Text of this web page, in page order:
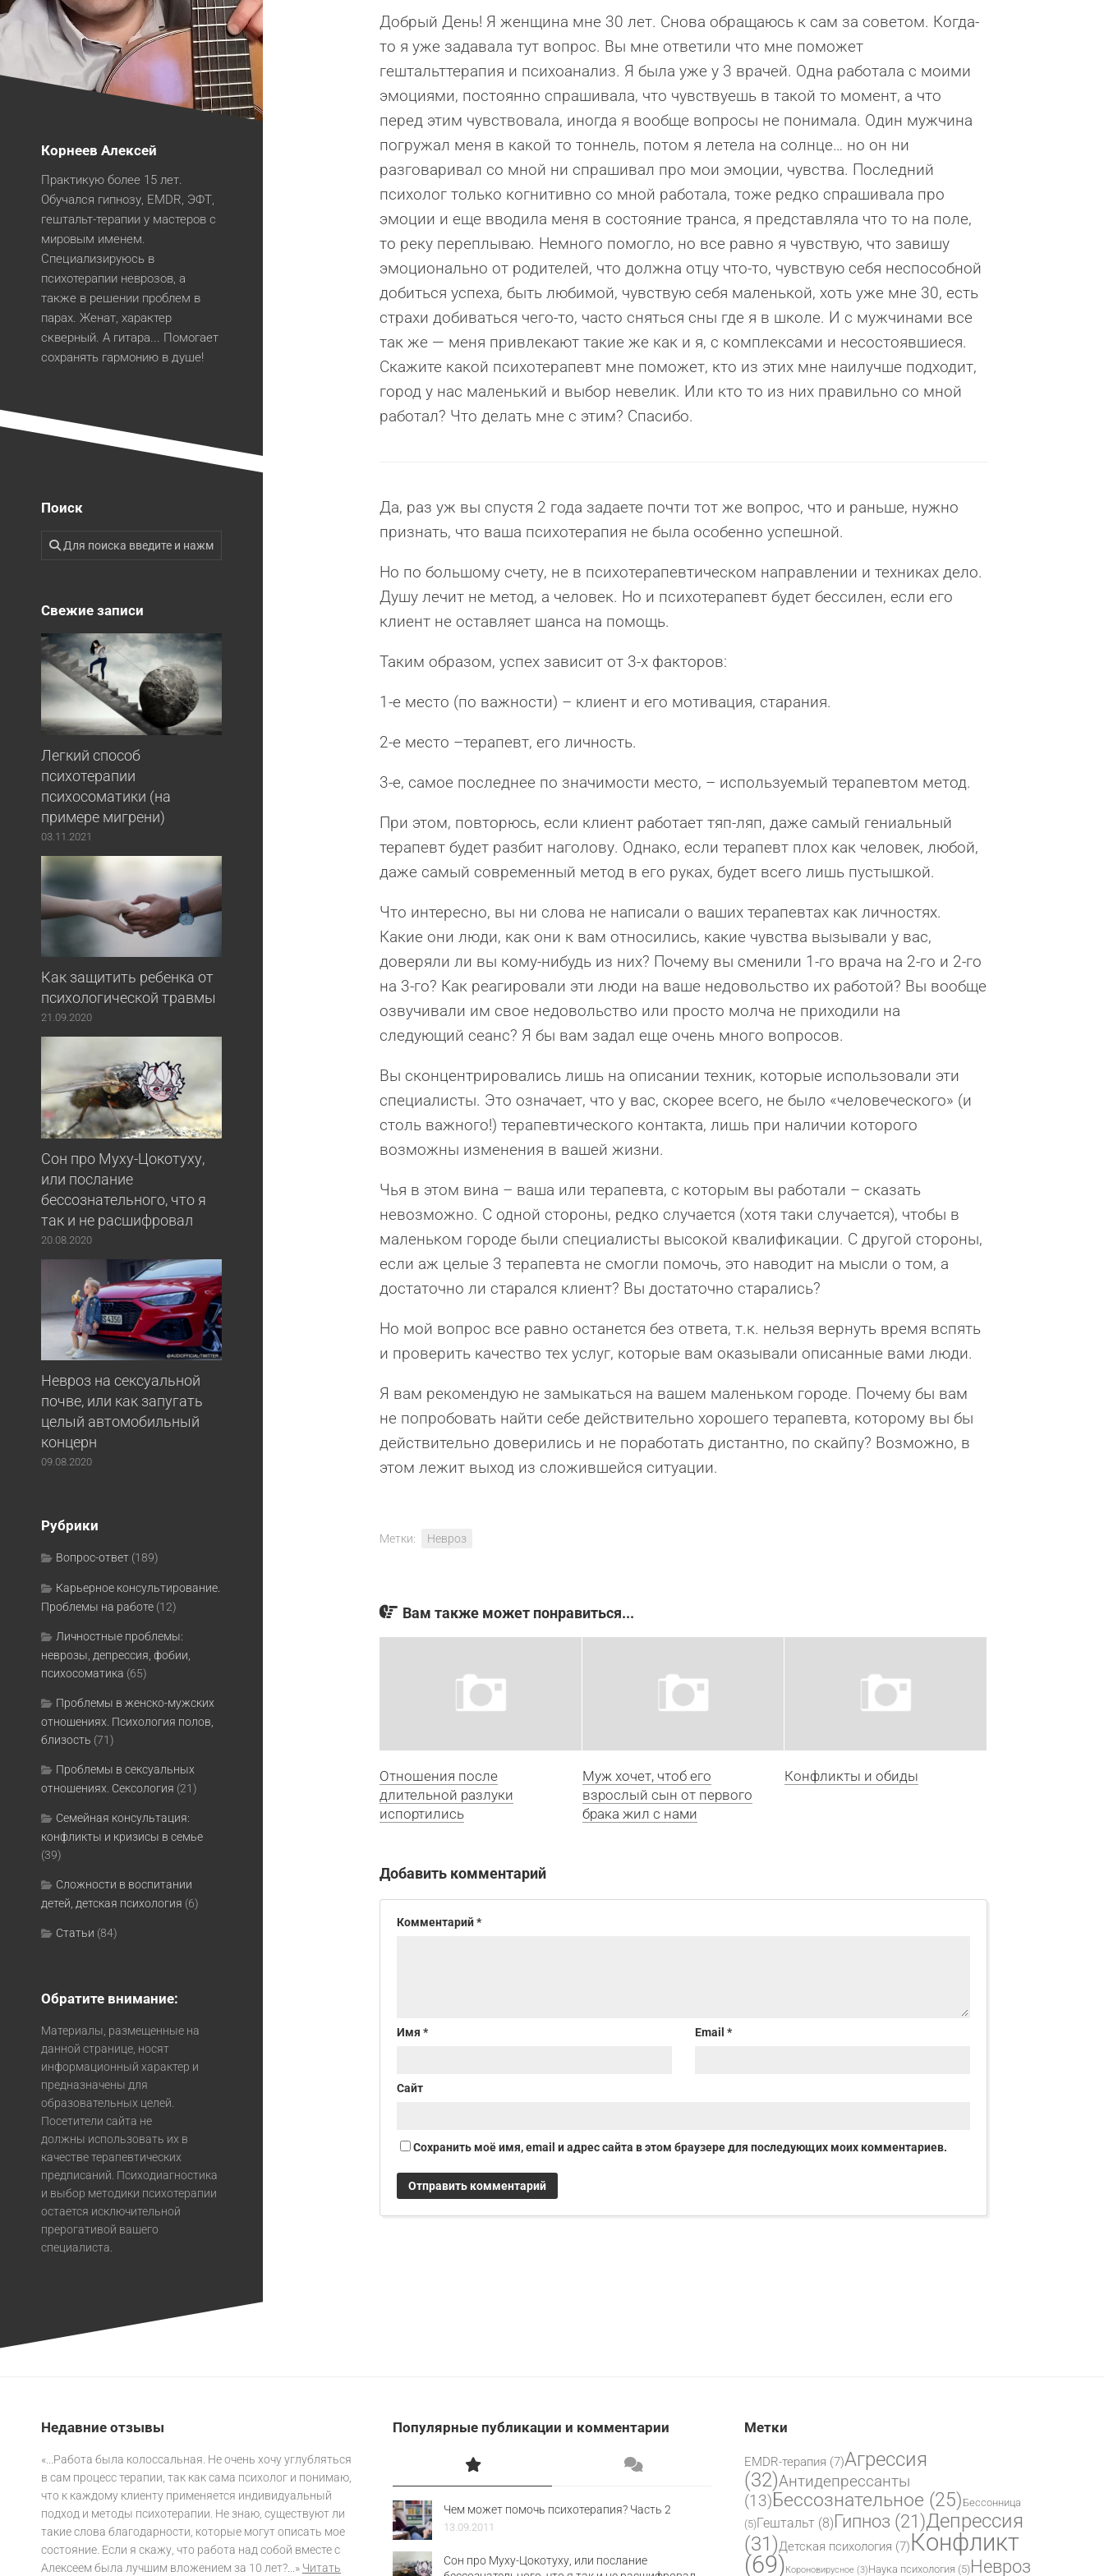
Добрый День! Я женщина мне 30 лет. Снова обращаюсь к сам за советом. Когда-
то я уже задавала тут вопрос. Вы мне ответили что мне поможет
гештальттерапия и психоанализ. Я была уже у 3 врачей. Одна работала с моими
эмоциями, постоянно спрашивала, что чувствуешь в такой то момент, а что
перед этим чувствовала, иногда я вообще вопросы не понимала. Один мужчина
погружал меня в какой то тоннель, потом я летела на солнце… но он ни
разговаривал со мной ни спрашивал про мои эмоции, чувства. Последний
психолог только когнитивно со мной работала, тоже редко спрашивала про
эмоции и еще вводила меня в состояние транса, я представляла что то на поле,
то реку переплываю. Немного помогло, но все равно я чувствую, что завишу
эмоционально от родителей, что должна отцу что-то, чувствую себя неспособной
добиться успеха, быть любимой, чувствую себя маленькой, хоть уже мне 30, есть
страхи добиваться чего-то, часто сняться сны где я в школе. И с мужчинами все
так же — меня привлекают такие же как и я, с комплексами и несостоявшиеся.
Скажите какой психотерапевт мне поможет, кто из этих мне наилучше подходит,
город у нас маленький и выбор невелик. Или кто то из них правильно со мной
работал? Что делать мне с этим? Спасибо.
Да, раз уж вы спустя 2 года задаете почти тот же вопрос, что и раньше, нужно
признать, что ваша психотерапия не была особенно успешной.
Но по большому счету, не в психотерапевтическом направлении и техниках дело.
Душу лечит не метод, а человек. Но и психотерапевт будет бессилен, если его
клиент не оставляет шанса на помощь.
Таким образом, успех зависит от 3-х факторов:
1-е место (по важности) – клиент и его мотивация, старания.
2-е место –терапевт, его личность.
3-е, самое последнее по значимости место, – используемый терапевтом метод.
При этом, повторюсь, если клиент работает тяп-ляп, даже самый гениальный
терапевт будет разбит наголову. Однако, если терапевт плох как человек, любой,
даже самый современный метод в его руках, будет всего лишь пустышкой.
Что интересно, вы ни слова не написали о ваших терапевтах как личностях.
Какие они люди, как они к вам относились, какие чувства вызывали у вас,
доверяли ли вы кому-нибудь из них? Почему вы сменили 1-го врача на 2-го и 2-го
на 3-го? Как реагировали эти люди на ваше недовольство их работой? Вы вообще
озвучивали им свое недовольство или просто молча не приходили на
следующий сеанс? Я бы вам задал еще очень много вопросов.
Вы сконцентрировались лишь на описании техник, которые использовали эти
специалисты. Это означает, что у вас, скорее всего, не было «человеческого» (и
столь важного!) терапевтического контакта, лишь при наличии которого
возможны изменения в вашей жизни.
Чья в этом вина – ваша или терапевта, с которым вы работали – сказать
невозможно. С одной стороны, редко случается (хотя таки случается), чтобы в
маленьком городе были специалисты высокой квалификации. С другой стороны,
если аж целые 3 терапевта не смогли помочь, это наводит на мысли о том, а
достаточно ли старался клиент? Вы достаточно старались?
Но мой вопрос все равно останется без ответа, т.к. нельзя вернуть время вспять
и проверить качество тех услуг, которые вам оказывали описанные вами люди.
Я вам рекомендую не замыкаться на вашем маленьком городе. Почему бы вам
не попробовать найти себе действительно хорошего терапевта, которому вы бы
действительно доверились и не поработать дистантно, по скайпу? Возможно, в
этом лежит выход из сложившейся ситуации.
Метки: Невроз
Вам также может понравиться...
Отношения после
длительной разлуки
испортились
Муж хочет, чтоб его
взрослый сын от первого
брака жил с нами
Конфликты и обиды
Добавить комментарий
Комментарий*
Имя * Email *
Сайт
Сохранить моё имя, email и адрес сайта в этом браузере для последующих моих комментариев.
Корнеев Алексей
Практикую более 15 лет.
Обучался гипнозу, EMDR, ЭФТ,
гештальт-терапии у мастеров с
мировым именем.
Специализируюсь в
психотерапии неврозов, а
также в решении проблем в
парах. Женат, характер
скверный. А гитара... Помогает
сохранять гармонию в душе!
Поиск
Свежие записи
Легкий способ
психотерапии
психосоматики (на
примере мигрени)
03.11.2021
Как защитить ребенка от
психологической травмы
21.09.2020
Сон про Муху-Цокотуху,
или послание
бессознательного, что я
так и не расшифровал
20.08.2020
Невроз на сексуальной
почве, или как запугать
целый автомобильный
концерн
09.08.2020
Рубрики
Вопрос-ответ (189)
Карьерное консультирование.
Проблемы на работе (12)
Личностные проблемы:
неврозы, депрессия, фобии,
психосоматика (65)
Проблемы в женско-мужских
отношениях. Психология полов,
близость (71)
Проблемы в сексуальных
отношениях. Сексология (21)
Семейная консультация:
конфликты и кризисы в семье
(39)
Сложности в воспитании
детей, детская психология (6)
Статьи (84)
Обратите внимание:
Материалы, размещенные на
данной странице, носят
информационный характер и
предназначены для
образовательных целей.
Посетители сайта не
должны использовать их в
качестве терапевтических
предписаний. Психодиагностика
и выбор методики психотерапии
остается исключительной
прерогативой вашего
специалиста.
Недавние отзывы
«...Работа была колоссальная. Не очень хочу углубляться
в сам процесс терапии, так как сама психолог и понимаю,
что к каждому клиенту применяется индивидуальный
подход и методы психотерапии. Не знаю, существуют ли
такие слова благодарности, которые могут описать мое
состояние. Если я скажу, что работа над собой вместе с
Алексеем была лучшим вложением за 10 лет?...» Читать
Популярные публикации и комментарии
Чем может помочь психотерапия? Часть 2
13.09.2011
Сон про Муху-Цокотуху, или послание
Метки
EMDR-терапия (7)Агрессия
(32)Антидепрессанты
(13)Бессознательное (25) Бессонница
(5)Гештальт(8)Гипноз (21)Депрессия
(31)Детская психология (7)Конфликт
(69)Короновирусное(3)Наука психология (5)Невроз